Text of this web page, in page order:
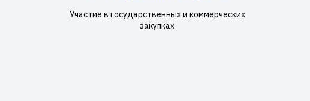
Участие в государственных и коммерческих
закупках